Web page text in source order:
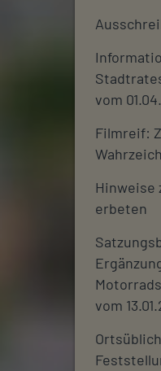
vom
Filmreif:
Hinweise
erbeten
vom